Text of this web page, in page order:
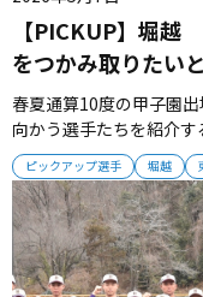
ピックアップ選手 堀越
【PICKUP】堀
をつかみ取りたい
春夏通算10度の甲子園
向かう選手たちを紹介
手）昨夏にメンバー入り
としてスイッチ役となる
上400メートルで都５位
能性を秘め...